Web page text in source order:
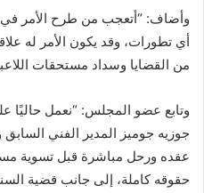
وأضاف: “أتعجب من طرح الأمر
أي تطورات، وقد يكون الأمر له
من القضايا وسداد مستحقات
وتابع عضو المجلس: “نعمل حاليًا
جوزيه جوميز المدير الفني
عقده ورحل مباشرة قبل تسوية
حقوقه كاملة، إلى جانب قضية